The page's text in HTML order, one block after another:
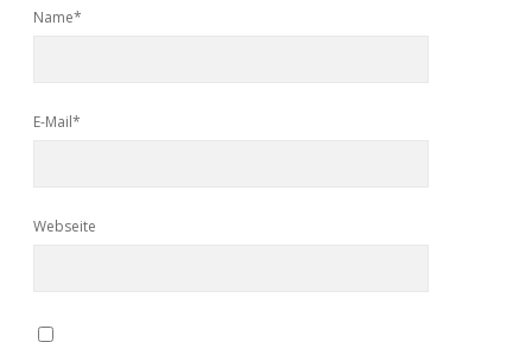
Name*
E-Mail*
Webseite